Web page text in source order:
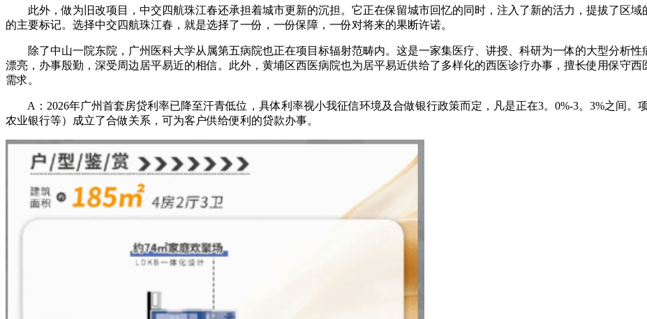
此外，做为旧改项目，中交四航珠江春还承担着城市更新的沉担。它正在保留城市回忆的同时，注入了新的活力，提拔了区域
的主要标记。选择中交四航珠江春，就是选择了一份，一份保障，一份对将来的果断许诺。
除了中山一院东院，广州医科大学从属第五病院也正在项目标辐射范畴内。这是一家集医疗、讲授、科研为一体的大型分析性
漂亮，办事殷勤，深受周边居平易近的相信。此外，黄埔区西医病院也为居平易近供给了多样化的西医诊疗办事，擅长使用保守
需求。
A：2026年广州首套房贷利率已降至汗青低位，具体利率视小我征信环境及合做银行政策而定，凡是正在3。0%-3。3%之间。
农业银行等）成立了合做关系，可为客户供给便利的贷款办事。